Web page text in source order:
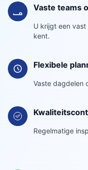
Vaste teams
U krijgt een
kent.
Flexibele
Vaste dagdelen
Regelmatige